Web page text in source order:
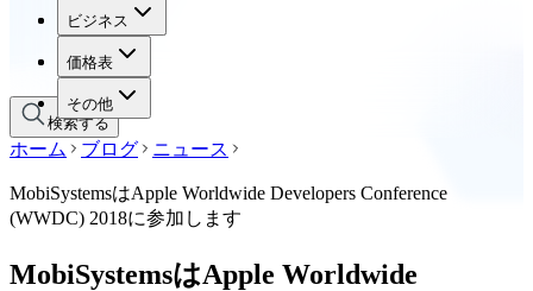
ビジネス
価格表
その他
ビジネス
価格表
検索する
ホーム ブログ ニュース
MobiSystemsはApple Worldwide Developers Conference
(WWDC) 2018に参加します
MobiSystemsはApple Worldwide